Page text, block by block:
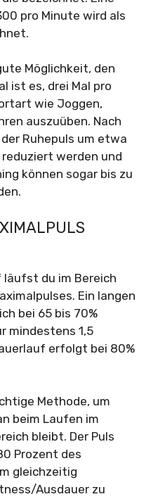
pro Minute wird als
Möglichkeit, den
ist es, drei Mal pro
wie Joggen,
auszuüben. Nach
Ruhepuls um etwa
werden und
können sogar bis zu
läufst du im Bereich
Ein langen
bei 65 bis 70%
mindestens 1,5
erfolgt bei 80%
Methode, um
beim Laufen im
bleibt. Der Puls
Prozent des
gleichzeitig
Ausdauer zu